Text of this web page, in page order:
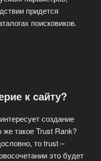
придется
поисковиков.
к сайту?
создание
же такое Trust Rank?
то trust –
это будет